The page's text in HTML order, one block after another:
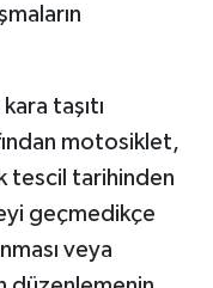
taşıtı
motosiklet,
tescil tarihinden
geçmedikçe
veya